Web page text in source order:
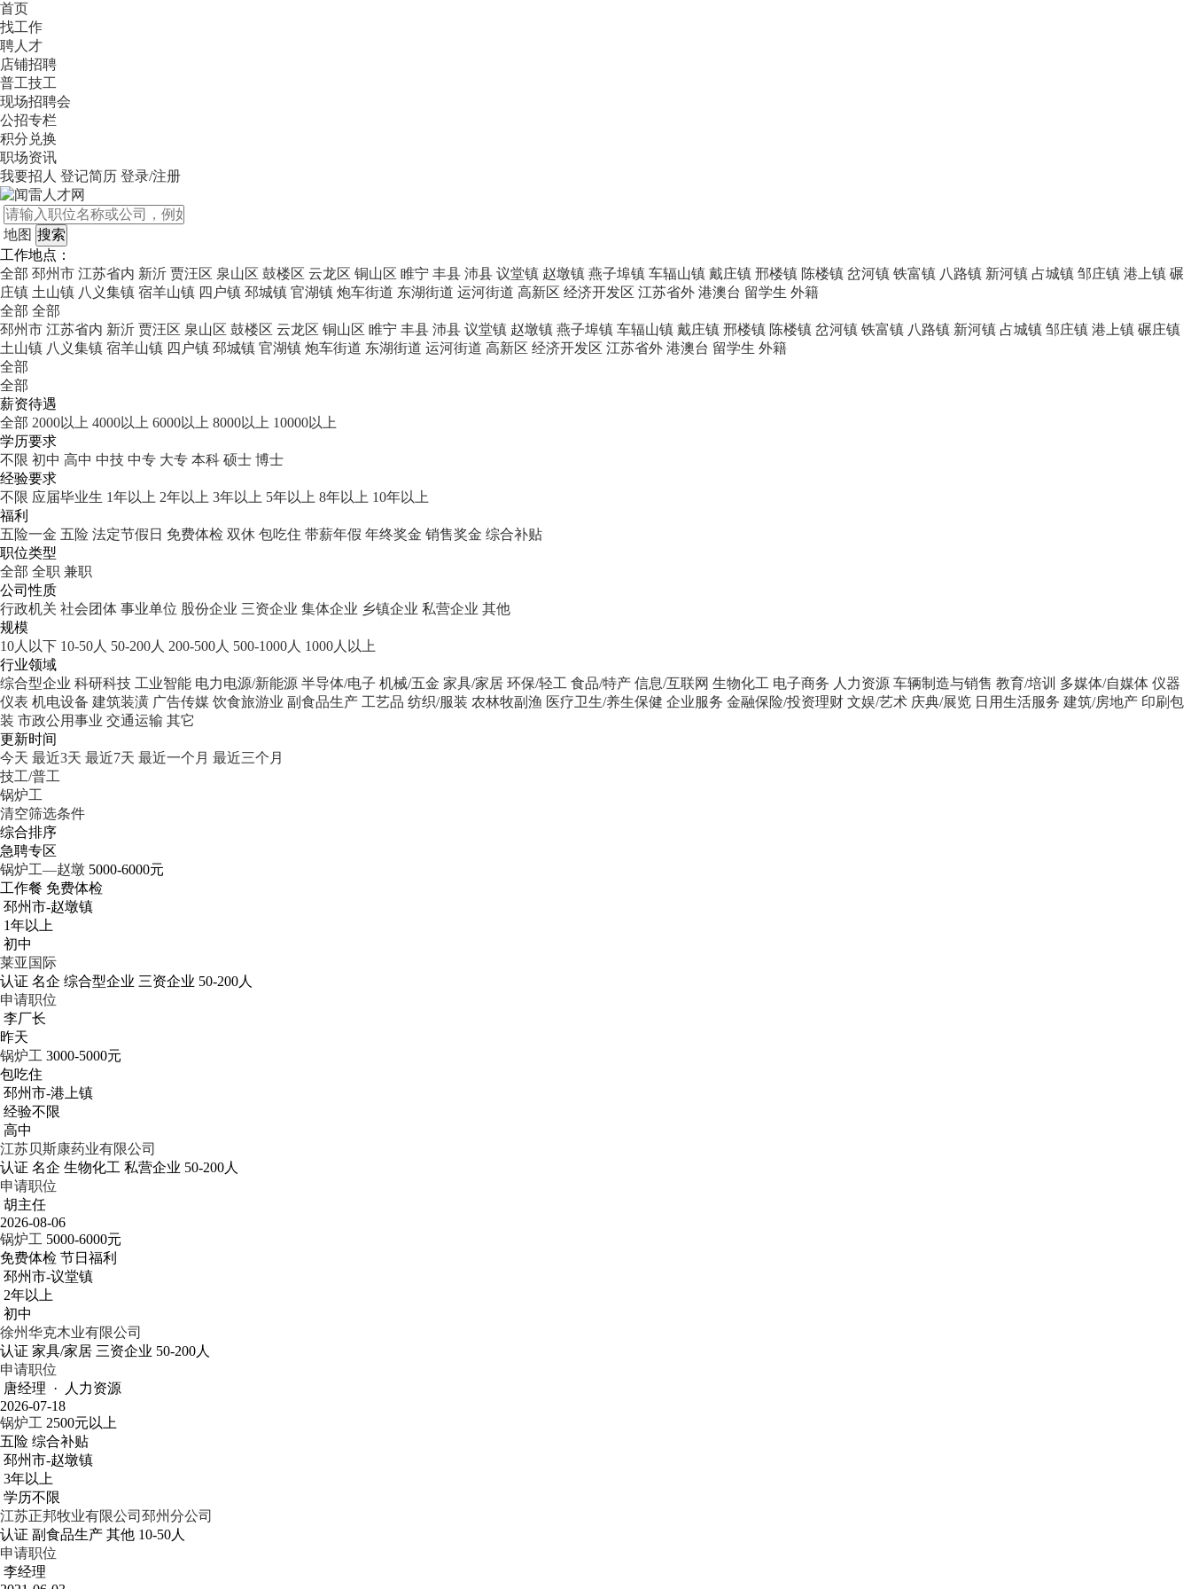
首页
找工作
聘人才
店铺招聘
普工技工
现场招聘会
公招专栏
积分兑换
职场资讯
我要招人 登记简历 登录/注册
地图
工作地点：
全部 邳州市 江苏省内 新沂 贾汪区 泉山区 鼓楼区 云龙区 铜山区 睢宁 丰县 沛县 议堂镇 赵墩镇 燕子埠镇 车辐山镇 戴庄镇 邢楼镇 陈楼镇 岔河镇 铁富镇 八路镇 新河镇 占城镇 邹庄镇 港上镇 碾
庄镇 土山镇 八义集镇 宿羊山镇 四户镇 邳城镇 官湖镇 炮车街道 东湖街道 运河街道 高新区 经济开发区 江苏省外 港澳台 留学生 外籍
全部 全部
邳州市 江苏省内 新沂 贾汪区 泉山区 鼓楼区 云龙区 铜山区 睢宁 丰县 沛县 议堂镇 赵墩镇 燕子埠镇 车辐山镇 戴庄镇 邢楼镇 陈楼镇 岔河镇 铁富镇 八路镇 新河镇 占城镇 邹庄镇 港上镇 碾庄镇
土山镇 八义集镇 宿羊山镇 四户镇 邳城镇 官湖镇 炮车街道 东湖街道 运河街道 高新区 经济开发区 江苏省外 港澳台 留学生 外籍
全部
全部
薪资待遇
全部 2000以上 4000以上 6000以上 8000以上 10000以上
学历要求
不限 初中 高中 中技 中专 大专 本科 硕士 博士
经验要求
不限 应届毕业生 1年以上 2年以上 3年以上 5年以上 8年以上 10年以上
福利
五险一金 五险 法定节假日 免费体检 双休 包吃住 带薪年假 年终奖金 销售奖金 综合补贴
职位类型
全部 全职 兼职
公司性质
行政机关 社会团体 事业单位 股份企业 三资企业 集体企业 乡镇企业 私营企业 其他
规模
10人以下 10-50人 50-200人 200-500人 500-1000人 1000人以上
行业领域
综合型企业 科研科技 工业智能 电力电源/新能源 半导体/电子 机械/五金 家具/家居 环保/轻工 食品/特产 信息/互联网 生物化工 电子商务 人力资源 车辆制造与销售 教育/培训 多媒体/自媒体 仪器
仪表 机电设备 建筑装潢 广告传媒 饮食旅游业 副食品生产 工艺品 纺织/服装 农林牧副渔 医疗卫生/养生保健 企业服务 金融保险/投资理财 文娱/艺术 庆典/展览 日用生活服务 建筑/房地产 印刷包
装 市政公用事业 交通运输 其它
更新时间
今天 最近3天 最近7天 最近一个月 最近三个月
技工/普工
锅炉工
清空筛选条件
综合排序
急聘专区
锅炉工—赵墩 5000-6000元
工作餐 免费体检
邳州市-赵墩镇
1年以上
初中
莱亚国际
认证 名企 综合型企业 三资企业 50-200人
申请职位
李厂长
昨天
锅炉工 3000-5000元
包吃住
邳州市-港上镇
经验不限
高中
江苏贝斯康药业有限公司
认证 名企 生物化工 私营企业 50-200人
申请职位
胡主任
2026-08-06
锅炉工 5000-6000元
免费体检 节日福利
邳州市-议堂镇
2年以上
初中
徐州华克木业有限公司
认证 家具/家居 三资企业 50-200人
申请职位
唐经理 · 人力资源
2026-07-18
锅炉工 2500元以上
五险 综合补贴
邳州市-赵墩镇
3年以上
学历不限
江苏正邦牧业有限公司邳州分公司
认证 副食品生产 其他 10-50人
申请职位
李经理